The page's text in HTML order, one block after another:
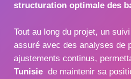
structuration optimale des
Tout au long du projet, un
assuré avec des analyses de
ajustements continus,
Tunisie de maintenir sa